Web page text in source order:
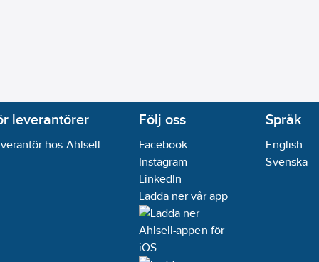
leverantörer
hos Ahlsell
Följ oss
Facebook
Instagram
LinkedIn
Ladda ner vår app
Språk
English
Svenska